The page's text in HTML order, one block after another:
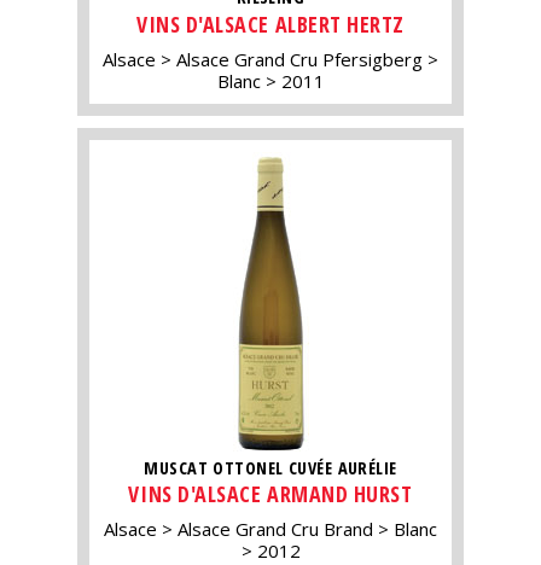
VINS D'ALSACE ALBERT HERTZ
Alsace
Alsace Grand Cru Pfersigberg
Blanc
2011
MUSCAT OTTONEL CUVÉE AURÉLIE
VINS D'ALSACE ARMAND HURST
Alsace Alsace Grand Cru Brand
Blanc
2012